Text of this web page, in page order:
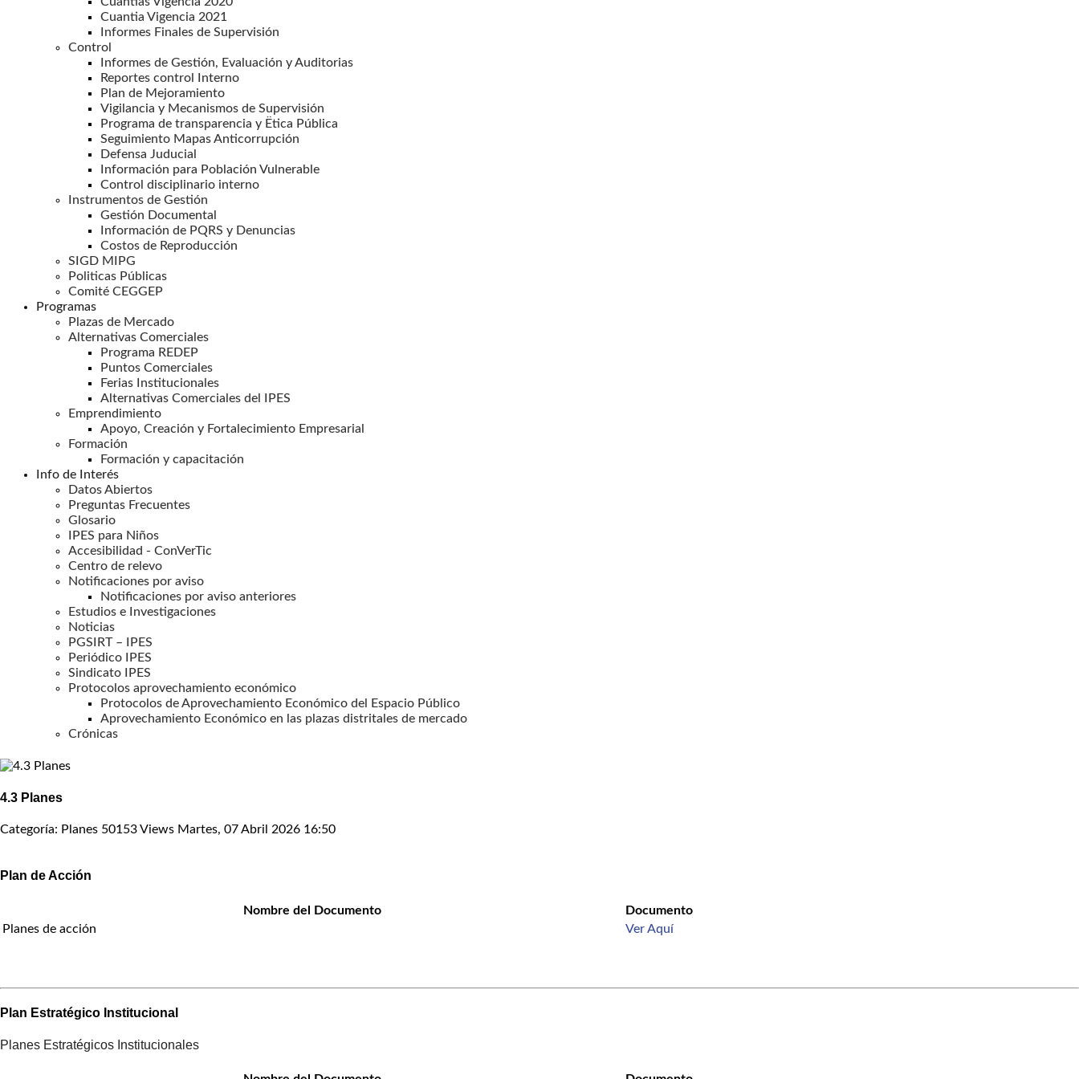
Cuantia Vigencia 2021
Informes Finales de Supervisión
Control
Informes de Gestión, Evaluación y Auditorias
Reportes control Interno
Plan de Mejoramiento
Vigilancia y Mecanismos de Supervisión
Programa de transparencia y Ëtica Pública
Seguimiento Mapas Anticorrupción
Defensa Juducial
Información para Población Vulnerable
Control disciplinario interno
Instrumentos de Gestión
Gestión Documental
Información de PQRS y Denuncias
Costos de Reproducción
SIGD MIPG
Politicas Públicas
Comité CEGGEP
Programas
Plazas de Mercado
Alternativas Comerciales
Programa REDEP
Puntos Comerciales
Ferias Institucionales
Alternativas Comerciales del IPES
Emprendimiento
Apoyo, Creación y Fortalecimiento Empresarial
Formación
Formación y capacitación
Info de Interés
Datos Abiertos
Preguntas Frecuentes
Glosario
IPES para Niños
Accesibilidad - ConVerTic
Centro de relevo
Notificaciones por aviso
Notificaciones por aviso anteriores
Estudios e Investigaciones
Noticias
PGSIRT – IPES
Periódico IPES
Sindicato IPES
Protocolos aprovechamiento económico
Protocolos de Aprovechamiento Económico del Espacio Público
Aprovechamiento Económico en las plazas distritales de mercado
Crónicas
4.3 Planes
Categoría: Planes 50153 Views Martes, 07 Abril 2026 16:50
Plan de Acción
Nombre del Documento
Documento
Planes de acción
Ver Aquí
Plan Estratégico Institucional
Planes Estratégicos Institucionales